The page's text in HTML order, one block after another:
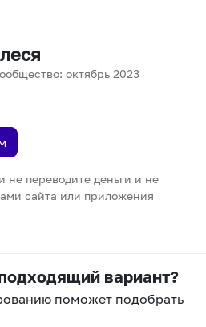
октябрь 2023
не переводите деньги и не
сайта или приложения
вариант?
поможет подобрать